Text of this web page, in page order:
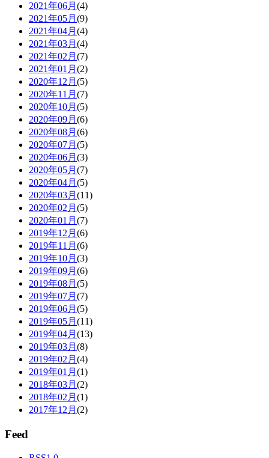
2021年06月 (4)
2021年05月 (9)
2021年04月 (4)
2021年03月 (4)
2021年02月 (7)
2021年01月 (2)
2020年12月 (5)
2020年11月 (7)
2020年10月 (5)
2020年09月 (6)
2020年08月 (6)
2020年07月 (5)
2020年06月 (3)
2020年05月 (7)
2020年04月 (5)
2020年03月 (11)
2020年02月 (5)
2020年01月 (7)
2019年12月 (6)
2019年11月 (6)
2019年10月 (3)
2019年09月 (6)
2019年08月 (5)
2019年07月 (7)
2019年06月 (5)
2019年05月 (11)
2019年04月 (13)
2019年03月 (8)
2019年02月 (4)
2019年01月 (1)
2018年03月 (2)
2018年02月 (1)
2017年12月 (2)
Feed